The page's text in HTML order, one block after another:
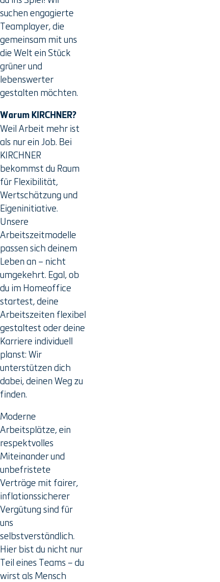
suchen engagierte
Teamplayer, die
gemeinsam mit uns
die Welt ein Stück
grüner und
lebenswerter
gestalten möchten.
Warum KIRCHNER?
Weil Arbeit mehr ist
als nur ein Job. Bei
KIRCHNER
bekommst du Raum
für Flexibilität,
Wertschätzung und
Eigeninitiative.
Unsere
Arbeitszeitmodelle
passen sich deinem
Leben an – nicht
umgekehrt. Egal, ob
du im Homeoffice
startest, deine
Arbeitszeiten flexibel
gestaltest oder deine
Karriere individuell
planst: Wir
unterstützen dich
dabei, deinen Weg zu
finden.
Moderne
Arbeitsplätze, ein
respektvolles
Miteinander und
unbefristete
Verträge mit fairer,
inflationssicherer
Vergütung sind für
uns
selbstverständlich.
Hier bist du nicht nur
Teil eines Teams – du
wirst als Mensch